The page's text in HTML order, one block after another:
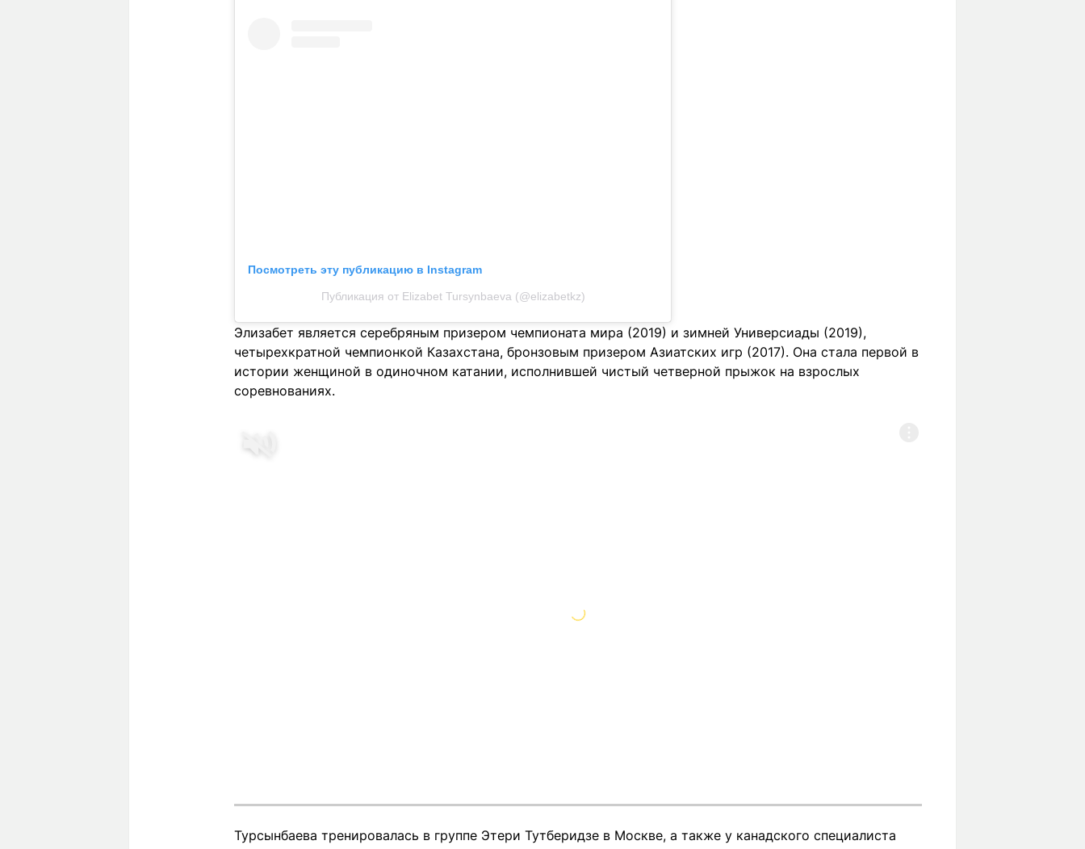
Посмотреть эту публикацию в Instagram
Публикация от Elizabet Tursynbaeva (@elizabetkz)
Элизабет является серебряным призером чемпионата мира (2019) и зимней Универсиады (2019),
четырехкратной чемпионкой Казахстана, бронзовым призером Азиатских игр (2017). Она стала первой в
истории женщиной в одиночном катании, исполнившей чистый четверной прыжок на взрослых
соревнованиях.
Турсынбаева тренировалась в группе Этери Тутберидзе в Москве, а также у канадского специалиста